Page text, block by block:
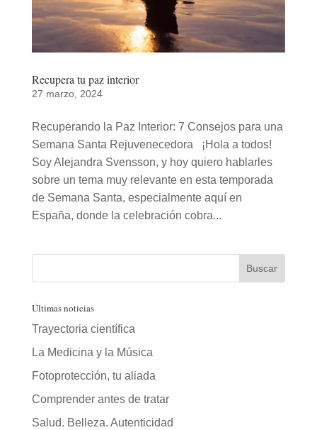
Recupera tu paz interior
27 marzo, 2024
Recuperando la Paz Interior: 7 Consejos para una
Semana Santa Rejuvenecedora ¡Hola a todos!
Soy Alejandra Svensson, y hoy quiero hablarles
sobre un tema muy relevante en esta temporada
de Semana Santa, especialmente aquí en
España, donde la celebración cobra...
Últimas noticias
Trayectoria científica
La Medicina y la Música
Fotoprotección, tu aliada
Comprender antes de tratar
Salud. Belleza. Autenticidad